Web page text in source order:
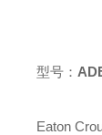
型号：
Eaton